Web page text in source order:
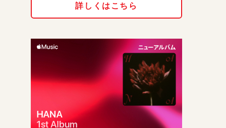
詳しくはこちら